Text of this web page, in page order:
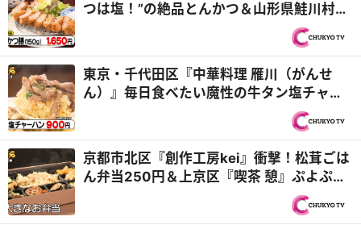
つは塩！”の絶品とんかつ＆山形県鮭川村
「そば処 ふくろう」最大級のびっくり土産
東京・千代田区『中華料理 雁川（がんせ
ん）』毎日食べたい魔性の牛タン塩チャー
ハン！？ほか おうちで作りたくなるオモ
ウマい料理を紹介！『オモウマい店』
京都市北区『創作工房kei』衝撃！松茸ごは
ん弁当250円＆上京区『喫茶 憩』ぷよぷよ
卵のオムレツカレー再び！秋の京都 2,000